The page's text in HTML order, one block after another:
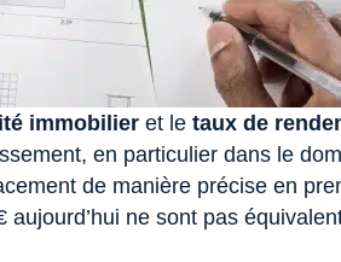
immobilier et le taux de
en particulier dans le
de manière précise en
ne sont pas